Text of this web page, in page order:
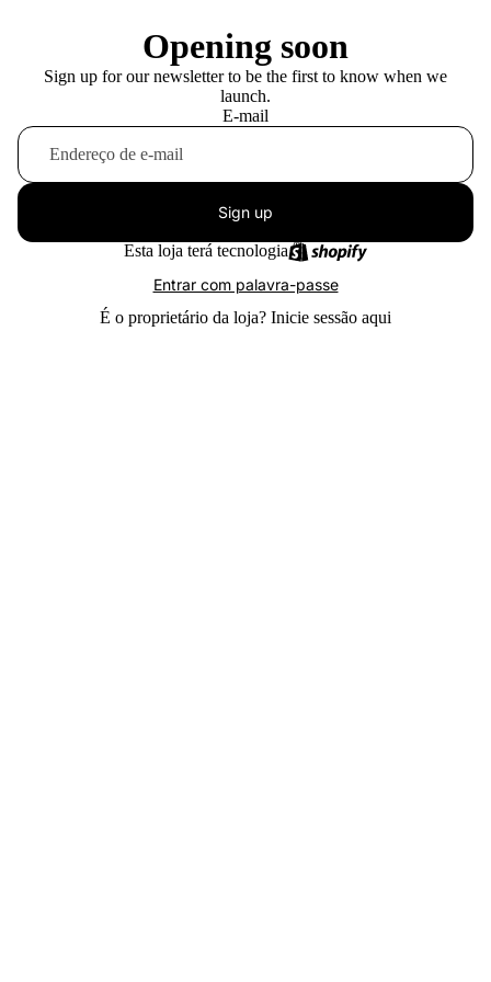
Opening soon
Sign up for our newsletter to be the first to know when we
launch.
E-mail
Sign up
Esta loja terá tecnologia
Entrar com palavra-passe
É o proprietário da loja? Inicie sessão aqui